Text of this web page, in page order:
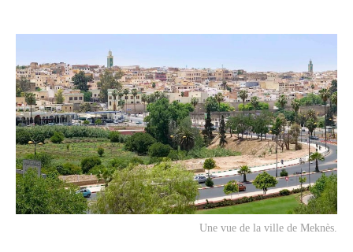
Une vue de la ville de Meknès.